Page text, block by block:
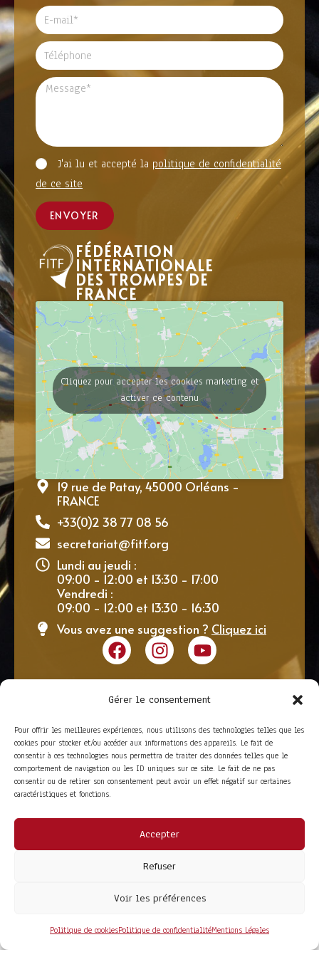
Gérer le consentement
Pour offrir les meilleures expériences, nous utilisons des technologies telles que les
cookies pour stocker et/ou accéder aux informations des appareils. Le fait de
consentir à ces technologies nous permettra de traiter des données telles que le
comportement de navigation ou les ID uniques sur ce site. Le fait de ne pas
consentir ou de retirer son consentement peut avoir un effet négatif sur certaines
caractéristiques et fonctions.
Accepter
Refuser
Voir les préférences
Politique de cookiesPolitique de confidentialitéMentions Légales
J'ai lu et accepté la politique de confidentialité
de ce site
ENVOYER
FÉDÉRATION
INTERNATIONALE
DES TROMPES DE
FRANCE
Cliquez pour accepter les cookies marketing et
activer ce contenu
19 rue de Patay, 45000 Orléans -
FRANCE
+33(0)2 38 77 08 56
secretariat@fitf.org
Lundi au jeudi :
09:00 - 12:00 et 13:30 - 17:00
Vendredi :
09:00 - 12:00 et 13:30 - 16:30
Vous avez une suggestion ? Cliquez ici
Adhérer
Conditions Générales de Vente
Mentions Légales